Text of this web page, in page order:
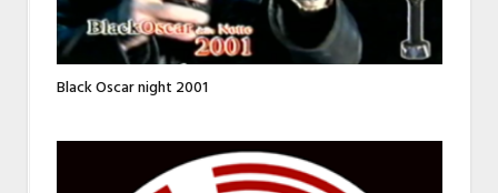
Black Oscar night 2001